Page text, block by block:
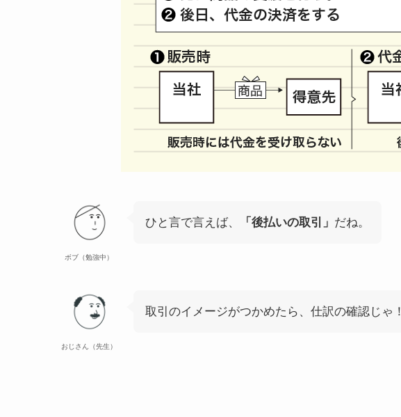
ボブ（勉強中）
ひと言で言えば、 「後払いの取引」 だね。
おじさん（先生）
取引のイメージがつかめたら、仕訳の確認じゃ！